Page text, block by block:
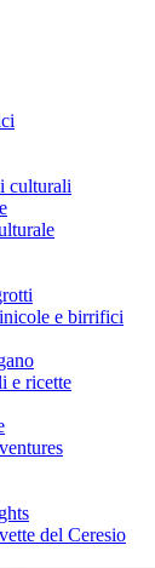
culturali
e birrifici
e ricette
del Ceresio